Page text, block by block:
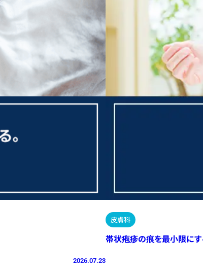
2026.07.23
皮膚科
帯状疱疹の痕を最小限にす